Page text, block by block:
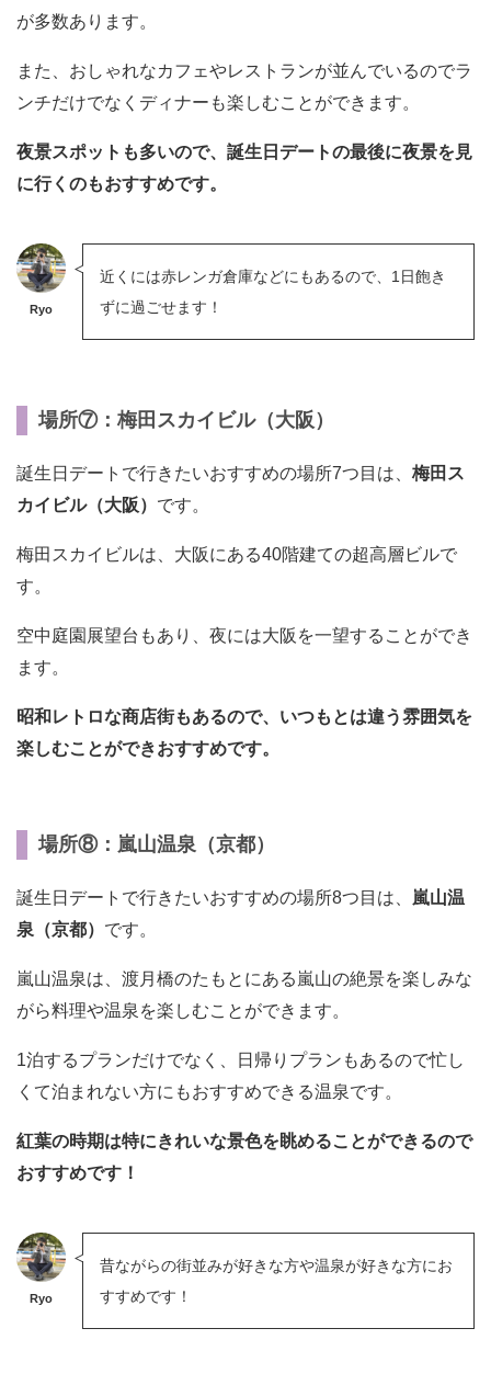
が多数あります。
また、おしゃれなカフェやレストランが並んでいるのでラ
ンチだけでなくディナーも楽しむことができます。
夜景スポットも多いので、誕生日デートの最後に夜景を見
に行くのもおすすめです。
Ryo
近くには赤レンガ倉庫などにもあるので、1日飽き
ずに過ごせます！
場所⑦：梅田スカイビル（大阪）
誕生日デートで行きたいおすすめの場所7つ目は、 梅田ス
カイビル（大阪） です。
梅田スカイビルは、大阪にある40階建ての超高層ビルで
す。
空中庭園展望台もあり、夜には大阪を一望することができ
ます。
昭和レトロな商店街もあるので、いつもとは違う雰囲気を
楽しむことができおすすめです。
場所⑧：嵐山温泉（京都）
誕生日デートで行きたいおすすめの場所8つ目は、
嵐山温
泉（京都） です。
嵐山温泉は、渡月橋のたもとにある嵐山の絶景を楽しみな
がら料理や温泉を楽しむことができます。
1泊するプランだけでなく、日帰りプランもあるので忙し
くて泊まれない方にもおすすめできる温泉です。
紅葉の時期は特にきれいな景色を眺めることができるので
おすすめです！
Ryo
昔ながらの街並みが好きな方や温泉が好きな方にお
すすめです！